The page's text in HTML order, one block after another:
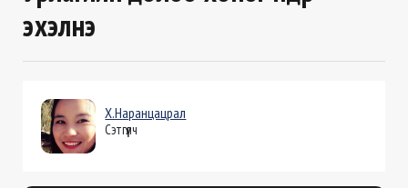
эхэлнэ
Х.Наранцацрал
Сэтгүүлч